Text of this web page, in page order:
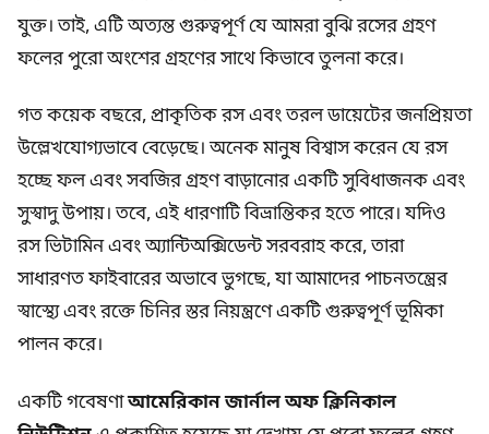
যুক্ত। তাই, এটি অত্যন্ত গুরুত্বপূর্ণ যে আমরা বুঝি রসের গ্রহণ
ফলের পুরো অংশের গ্রহণের সাথে কিভাবে তুলনা করে।
গত কয়েক বছরে, প্রাকৃতিক রস এবং তরল ডায়েটের জনপ্রিয়তা
উল্লেখযোগ্যভাবে বেড়েছে। অনেক মানুষ বিশ্বাস করেন যে রস
হচ্ছে ফল এবং সবজির গ্রহণ বাড়ানোর একটি সুবিধাজনক এবং
সুস্বাদু উপায়। তবে, এই ধারণাটি বিভ্রান্তিকর হতে পারে। যদিও
রস ভিটামিন এবং অ্যান্টিঅক্সিডেন্ট সরবরাহ করে, তারা
সাধারণত ফাইবারের অভাবে ভুগছে, যা আমাদের পাচনতন্ত্রের
স্বাস্থ্যে এবং রক্তে চিনির স্তর নিয়ন্ত্রণে একটি গুরুত্বপূর্ণ ভূমিকা
পালন করে।
একটি গবেষণাআমেরিকান জার্নাল অফ ক্লিনিকাল